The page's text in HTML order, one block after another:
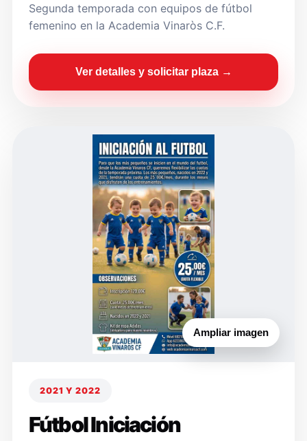
Segunda temporada con equipos de fútbol
femenino en la Academia Vinaròs C.F.
Ver detalles y solicitar plaza →
Ampliar imagen
2021 Y 2022
Fútbol Iniciación